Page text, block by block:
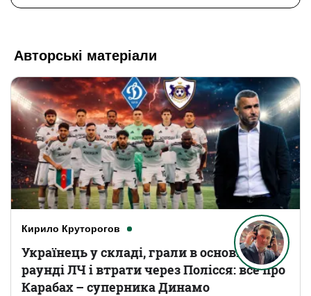
Авторські матеріали
Кирило Круторогов
Українець у складі, грали в основному
раунді ЛЧ і втрати через Полісся: все про
Карабах – суперника Динамо